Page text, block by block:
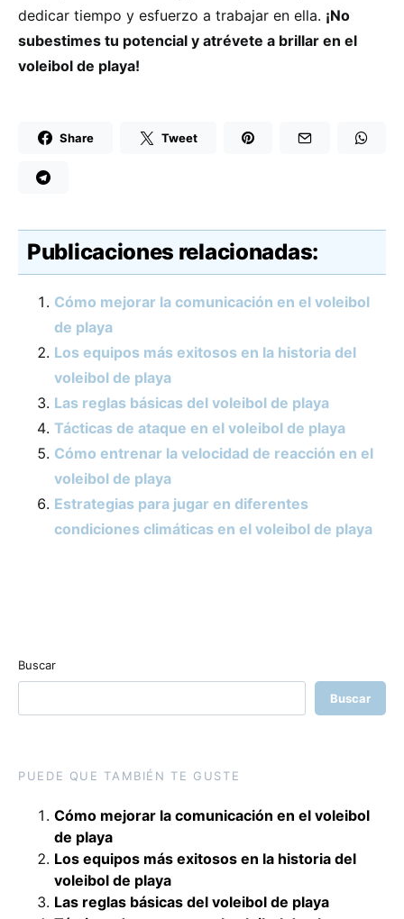
dedicar tiempo y esfuerzo a trabajar en ella. ¡No
subestimes tu potencial y atrévete a brillar en el
voleibol de playa!
Share Tweet
Publicaciones relacionadas:
Cómo mejorar la comunicación en el voleibol
de playa
Los equipos más exitosos en la historia del
voleibol de playa
Las reglas básicas del voleibol de playa
Tácticas de ataque en el voleibol de playa
Cómo entrenar la velocidad de reacción en el
voleibol de playa
Estrategias para jugar en diferentes
condiciones climáticas en el voleibol de playa
Buscar
Buscar
PUEDE QUE TAMBIÉN TE GUSTE
Cómo mejorar la comunicación en el voleibol
de playa
Los equipos más exitosos en la historia del
voleibol de playa
Las reglas básicas del voleibol de playa